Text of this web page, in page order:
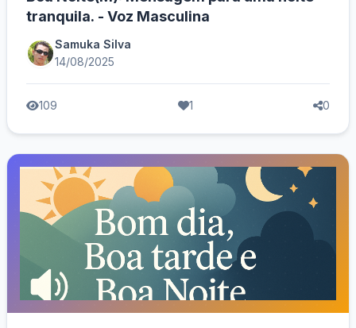
tranquila. - Voz Masculina
Samuka Silva
14/08/2025
109 1 0